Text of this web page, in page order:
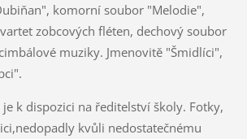
komorní soubor "Melodie",
zobcových fléten, dechový soubor
muziky. Jmenovitě "Šmidlíci",
je k dispozici na ředitelství školy. Fotky,
kvůli nedostatečnému